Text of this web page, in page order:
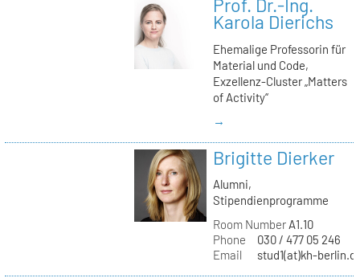
Prof. Dr.-Ing.
Karola Dierichs
Ehemalige Professorin für
Material und Code,
Exzellenz-Cluster „Matters
of Activity“
→
Brigitte Dierker
Alumni,
Stipendienprogramme
Room NumberA1.10
Phone
030 / 477 05 246
Email
stud1(at)kh-